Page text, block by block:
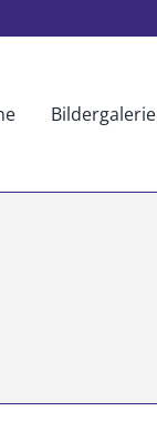
Bildergalerie